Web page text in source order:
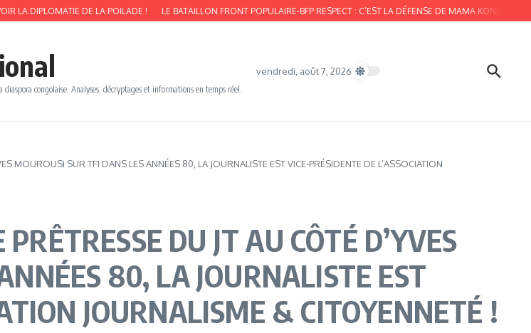
DE LA POILADE ! LE BATAILLON FRONT POPULAIRE-BFP RESPECT : C’EST LA DÉFENSE DE MAMA KONGO ET L’ARTICLE 64
congolaise. Analyses, décryptages et informations en temps réel.
vendredi, août 7, 2026
MOUROUSI SUR TF1 DANS LES ANNÉES 80, LA JOURNALISTE EST VICE-PRÉSIDENTE DE L’ASSOCIATION
DU JT AU CÔTÉ D’YVES
80, LA JOURNALISTE EST
JOURNALISME & CITOYENNETÉ !